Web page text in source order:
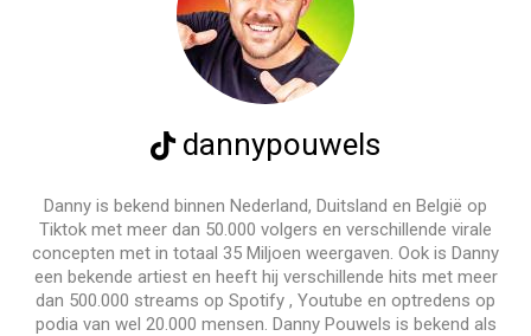
dannypouwels
Danny is bekend binnen Nederland, Duitsland en België op
Tiktok met meer dan 50.000 volgers en verschillende virale
concepten met in totaal 35 Miljoen weergaven. Ook is Danny
een bekende artiest en heeft hij verschillende hits met meer
dan 500.000 streams op Spotify , Youtube en optredens op
podia van wel 20.000 mensen. Danny Pouwels is bekend als